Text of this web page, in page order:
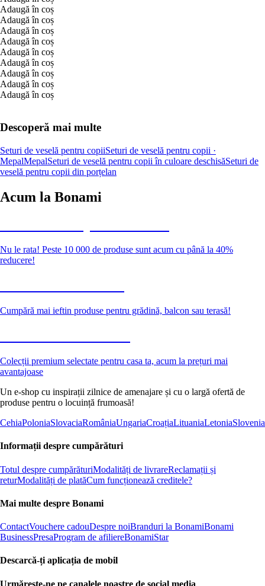
Adaugă în coș
Adaugă în coș
Adaugă în coș
Adaugă în coș
Adaugă în coș
Adaugă în coș
Adaugă în coș
Adaugă în coș
Adaugă în coș
Descoperă mai multe
Seturi de veselă pentru copiiSeturi de veselă pentru copii ·
MepalMepalSeturi de veselă pentru copii în culoare deschisăSeturi de
veselă pentru copii din porțelan
Acum la Bonami
Nu le rata! Peste 10 000 de produse sunt acum cu până la 40%
reducere!
Cumpără mai ieftin produse pentru grădină, balcon sau terasă!
Colecții premium selectate pentru casa ta, acum la prețuri mai
avantajoase
Un e-shop cu inspirații zilnice de amenajare și cu o largă ofertă de
produse pentru o locuință frumoasă!
CehiaPoloniaSlovaciaRomâniaUngariaCroațiaLituaniaLetoniaSlovenia
Informații despre cumpărături
Totul despre cumpărăturiModalități de livrareReclamații și
returModalități de platăCum funcționează creditele?
Mai multe despre Bonami
ContactVouchere cadouDespre noiBranduri la BonamiBonami
BusinessPresaProgram de afiliereBonamiStar
Descarcă-ți aplicația de mobil
Urmărește-ne pe canalele noastre de social media